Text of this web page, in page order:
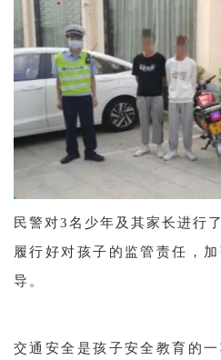
民警对3名少年及其家长进行
履行好对孩子的监管责任，
导。
交通安全是孩子安全教育的